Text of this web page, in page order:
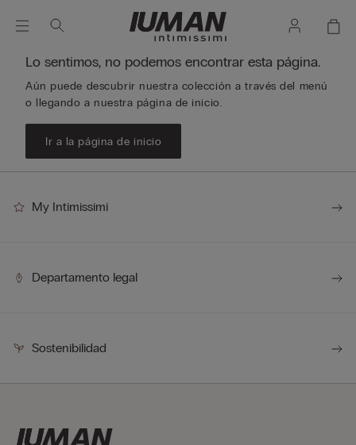
Lo sentimos, no podemos encontrar esta página.
Aún puede descubrir nuestra colección a través del menú
o llegando a nuestra página de inicio.
Ir a la página de inicio
My Intimissimi
Departamento legal
Sostenibilidad